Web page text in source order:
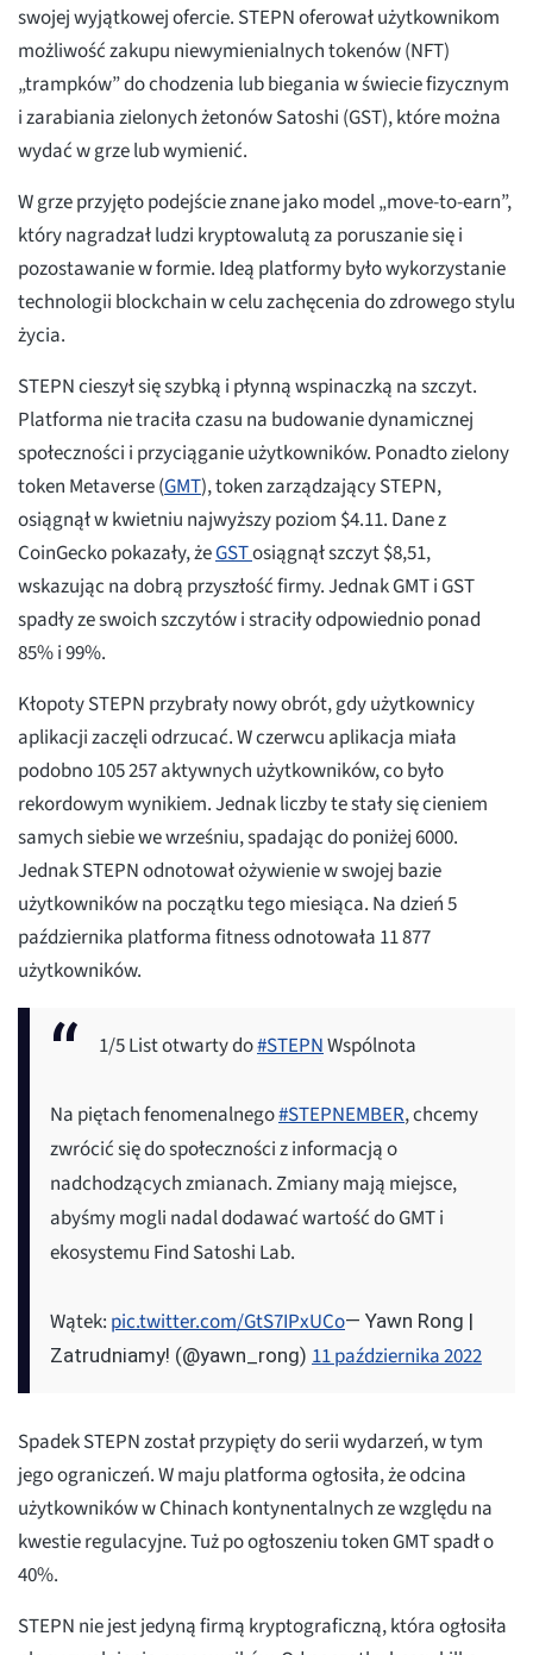
swojej wyjątkowej ofercie. STEPN oferował użytkownikom
możliwość zakupu niewymienialnych tokenów (NFT)
„trampków” do chodzenia lub biegania w świecie fizycznym
i zarabiania zielonych żetonów Satoshi (GST), które można
wydać w grze lub wymienić.
W grze przyjęto podejście znane jako model „move-to-earn”,
który nagradzał ludzi kryptowalutą za poruszanie się i
pozostawanie w formie. Ideą platformy było wykorzystanie
technologii blockchain w celu zachęcenia do zdrowego stylu
życia.
STEPN cieszył się szybką i płynną wspinaczką na szczyt.
Platforma nie traciła czasu na budowanie dynamicznej
społeczności i przyciąganie użytkowników. Ponadto zielony
token Metaverse (GMT), token zarządzający STEPN,
osiągnął w kwietniu najwyższy poziom $4.11. Dane z
CoinGecko pokazały, żeGSTosiągnął szczyt $8,51,
wskazując na dobrą przyszłość firmy. Jednak GMT i GST
spadły ze swoich szczytów i straciły odpowiednio ponad
85% i 99%.
Kłopoty STEPN przybrały nowy obrót, gdy użytkownicy
aplikacji zaczęli odrzucać. W czerwcu aplikacja miała
podobno 105 257 aktywnych użytkowników, co było
rekordowym wynikiem. Jednak liczby te stały się cieniem
samych siebie we wrześniu, spadając do poniżej 6000.
Jednak STEPN odnotował ożywienie w swojej bazie
użytkowników na początku tego miesiąca. Na dzień 5
października platforma fitness odnotowała 11 877
użytkowników.
1/5 List otwarty do#STEPNWspólnota
Na piętach fenomenalnego#STEPNEMBER, chcemy
zwrócić się do społeczności z informacją o
nadchodzących zmianach. Zmiany mają miejsce,
abyśmy mogli nadal dodawać wartość do GMT i
ekosystemu Find Satoshi Lab.
Wątek: pic.twitter.com/GtS7IPxUCo— Yawn Rong |
Zatrudniamy! (@yawn_rong) 11 października 2022
Spadek STEPN został przypięty do serii wydarzeń, w tym
jego ograniczeń. W maju platforma ogłosiła, że odcina
użytkowników w Chinach kontynentalnych ze względu na
kwestie regulacyjne. Tuż po ogłoszeniu token GMT spadł o
40%.
STEPN nie jest jedyną firmą kryptograficzną, która ogłosiła